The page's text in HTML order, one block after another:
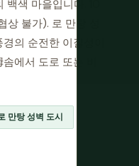
색 마을입니다. 10
불가). 로 만탕 성
의 순전한 이질성이
에서 도로 또는 비
만탕 성벽 도시